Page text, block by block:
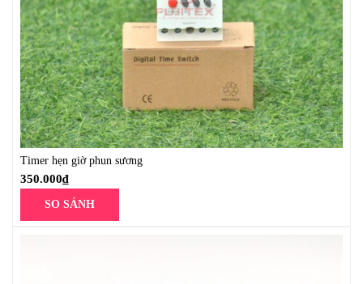
Timer hẹn giờ phun sương
350.000₫
SO SÁNH